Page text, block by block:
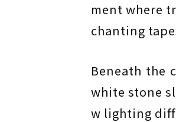
ment where
chanting
Beneath the
white stone
w lighting